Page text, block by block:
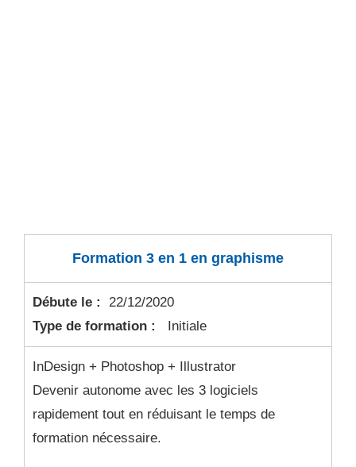
Formation 3 en 1 en graphisme
Débute le :
22/12/2020
Type de formation :
Initiale
InDesign + Photoshop + Illustrator
Devenir autonome avec les 3 logiciels
rapidement tout en réduisant le temps de
formation nécessaire.